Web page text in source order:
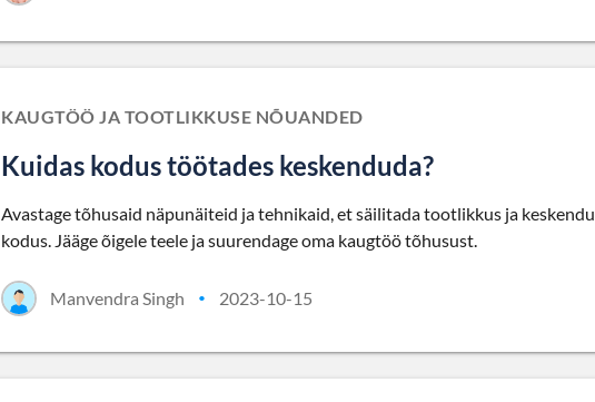
KAUGTÖÖ JA TOOTLIKKUSE NÕUANDED
Kuidas kodus töötades keskenduda?
Avastage tõhusaid näpunäiteid ja tehnikaid, et säilitada tootlikkus ja
kodus. Jääge õigele teele ja suurendage oma kaugtöö tõhusust.
Manvendra Singh • 2023-10-15